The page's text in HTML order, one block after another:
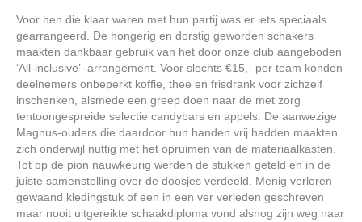
Voor hen die klaar waren met hun partij was er iets speciaals
gearrangeerd. De hongerig en dorstig geworden schakers
maakten dankbaar gebruik van het door onze club aangeboden
‘All-inclusive’ -arrangement. Voor slechts €15,- per team konden
deelnemers onbeperkt koffie, thee en frisdrank voor zichzelf
inschenken, alsmede een greep doen naar de met zorg
tentoongespreide selectie candybars en appels. De aanwezige
Magnus-ouders die daardoor hun handen vrij hadden maakten
zich onderwijl nuttig met het opruimen van de materiaalkasten.
Tot op de pion nauwkeurig werden de stukken geteld en in de
juiste samenstelling over de doosjes verdeeld. Menig verloren
gewaand kledingstuk of een in een ver verleden geschreven
maar nooit uitgereikte schaakdiploma vond alsnog zijn weg naar